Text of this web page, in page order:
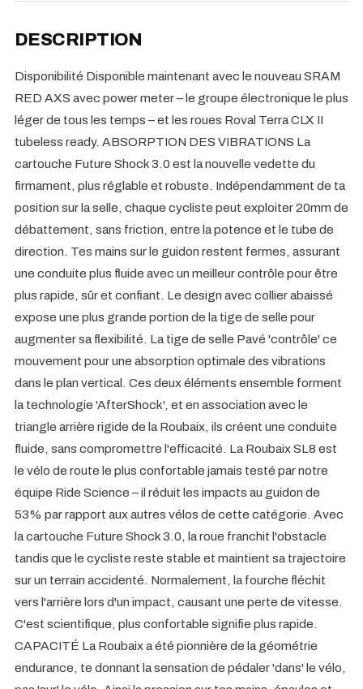
DESCRIPTION
Disponibilité Disponible maintenant avec le nouveau SRAM
RED AXS avec power meter – le groupe électronique le plus
léger de tous les temps – et les roues Roval Terra CLX II
tubeless ready. ABSORPTION DES VIBRATIONS La
cartouche Future Shock 3.0 est la nouvelle vedette du
firmament, plus réglable et robuste. Indépendamment de ta
position sur la selle, chaque cycliste peut exploiter 20mm de
débattement, sans friction, entre la potence et le tube de
direction. Tes mains sur le guidon restent fermes, assurant
une conduite plus fluide avec un meilleur contrôle pour être
plus rapide, sûr et confiant. Le design avec collier abaissé
expose une plus grande portion de la tige de selle pour
augmenter sa flexibilité. La tige de selle Pavé 'contrôle' ce
mouvement pour une absorption optimale des vibrations
dans le plan vertical. Ces deux éléments ensemble forment
la technologie 'AfterShock', et en association avec le
triangle arrière rigide de la Roubaix, ils créent une conduite
fluide, sans compromettre l'efficacité. La Roubaix SL8 est
le vélo de route le plus confortable jamais testé par notre
équipe Ride Science – il réduit les impacts au guidon de
53% par rapport aux autres vélos de cette catégorie. Avec
la cartouche Future Shock 3.0, la roue franchit l'obstacle
tandis que le cycliste reste stable et maintient sa trajectoire
sur un terrain accidenté. Normalement, la fourche fléchit
vers l'arrière lors d'un impact, causant une perte de vitesse.
C'est scientifique, plus confortable signifie plus rapide.
CAPACITÉ La Roubaix a été pionnière de la géométrie
endurance, te donnant la sensation de pédaler 'dans' le vélo,